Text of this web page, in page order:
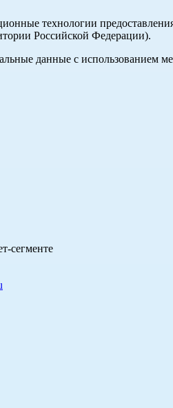
технологии
Российской Федерации).
данные с использованием
сегменте